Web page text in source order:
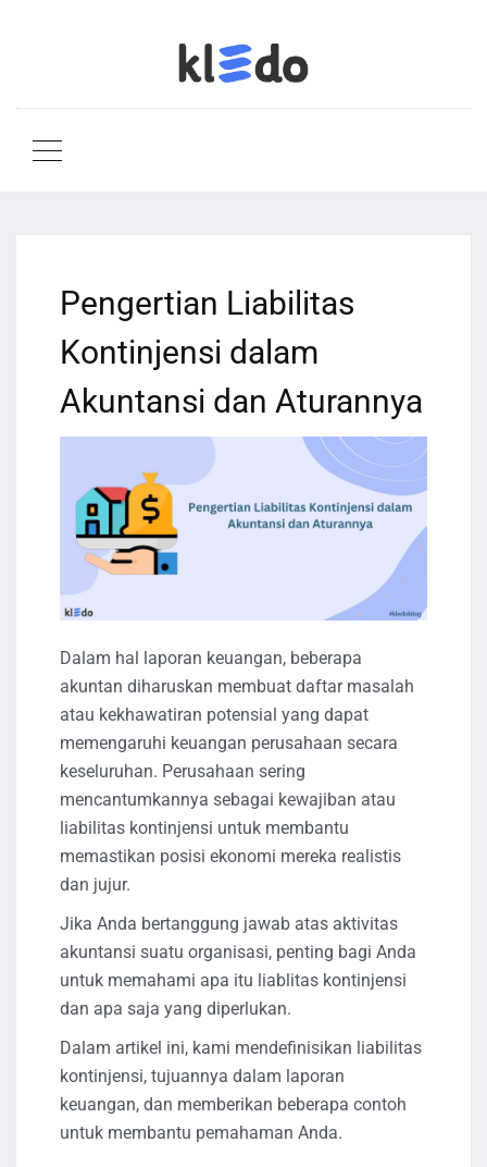
Pengertian Liabilitas
Kontinjensi dalam
Akuntansi dan Aturannya
Dalam hal laporan keuangan, beberapa
akuntan diharuskan membuat daftar masalah
atau kekhawatiran potensial yang dapat
memengaruhi keuangan perusahaan secara
keseluruhan. Perusahaan sering
mencantumkannya sebagai kewajiban atau
liabilitas kontinjensi untuk membantu
memastikan posisi ekonomi mereka realistis
dan jujur.
Jika Anda bertanggung jawab atas aktivitas
akuntansi suatu organisasi, penting bagi Anda
untuk memahami apa itu liablitas kontinjensi
dan apa saja yang diperlukan.
Dalam artikel ini, kami mendefinisikan liabilitas
kontinjensi, tujuannya dalam laporan
keuangan, dan memberikan beberapa contoh
untuk membantu pemahaman Anda.